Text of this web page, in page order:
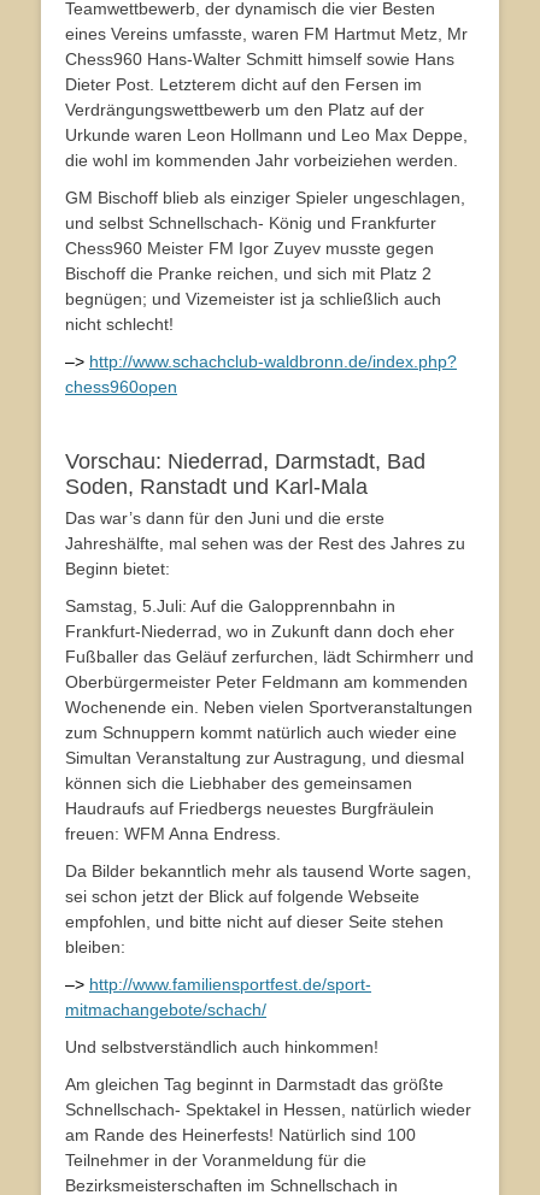
Teamwettbewerb, der dynamisch die vier Besten
eines Vereins umfasste, waren FM Hartmut Metz, Mr
Chess960 Hans-Walter Schmitt himself sowie Hans
Dieter Post. Letzterem dicht auf den Fersen im
Verdrängungswettbewerb um den Platz auf der
Urkunde waren Leon Hollmann und Leo Max Deppe,
die wohl im kommenden Jahr vorbeiziehen werden.
GM Bischoff blieb als einziger Spieler ungeschlagen,
und selbst Schnellschach- König und Frankfurter
Chess960 Meister FM Igor Zuyev musste gegen
Bischoff die Pranke reichen, und sich mit Platz 2
begnügen; und Vizemeister ist ja schließlich auch
nicht schlecht!
–> http://www.schachclub-waldbronn.de/index.php?
chess960open
Vorschau: Niederrad, Darmstadt, Bad
Soden, Ranstadt und Karl-Mala
Das war’s dann für den Juni und die erste
Jahreshälfte, mal sehen was der Rest des Jahres zu
Beginn bietet:
Samstag, 5.Juli: Auf die Galopprennbahn in
Frankfurt-Niederrad, wo in Zukunft dann doch eher
Fußballer das Geläuf zerfurchen, lädt Schirmherr und
Oberbürgermeister Peter Feldmann am kommenden
Wochenende ein. Neben vielen Sportveranstaltungen
zum Schnuppern kommt natürlich auch wieder eine
Simultan Veranstaltung zur Austragung, und diesmal
können sich die Liebhaber des gemeinsamen
Haudraufs auf Friedbergs neuestes Burgfräulein
freuen: WFM Anna Endress.
Da Bilder bekanntlich mehr als tausend Worte sagen,
sei schon jetzt der Blick auf folgende Webseite
empfohlen, und bitte nicht auf dieser Seite stehen
bleiben:
–> http://www.familiensportfest.de/sport-
mitmachangebote/schach/
Und selbstverständlich auch hinkommen!
Am gleichen Tag beginnt in Darmstadt das größte
Schnellschach- Spektakel in Hessen, natürlich wieder
am Rande des Heinerfests! Natürlich sind 100
Teilnehmer in der Voranmeldung für die
Bezirksmeisterschaften im Schnellschach in